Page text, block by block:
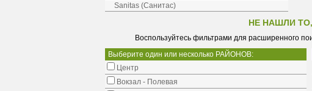
Sanitas (Санитас)
НЕ НАШЛИ
Воспользуйтесь фильтрами для расширенного
Выберите один или несколько РАЙОНОВ:
Центр
Вокзал - Полевая